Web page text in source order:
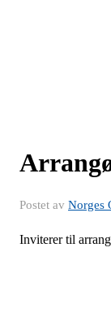
Postet av Norges
Inviterer til